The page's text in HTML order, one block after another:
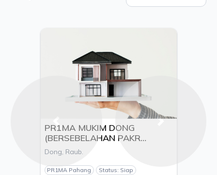
PR1MA MUKIM DONG
(BERSEBELAHAN PAKR
LECHAR), DAERAH RAUB,
PAHANG DARUL MAKMUR -
TUNJANG MEWAH SDN. BHD
Dong, Raub.
PR1MA Pahang Status: Siap
Previous